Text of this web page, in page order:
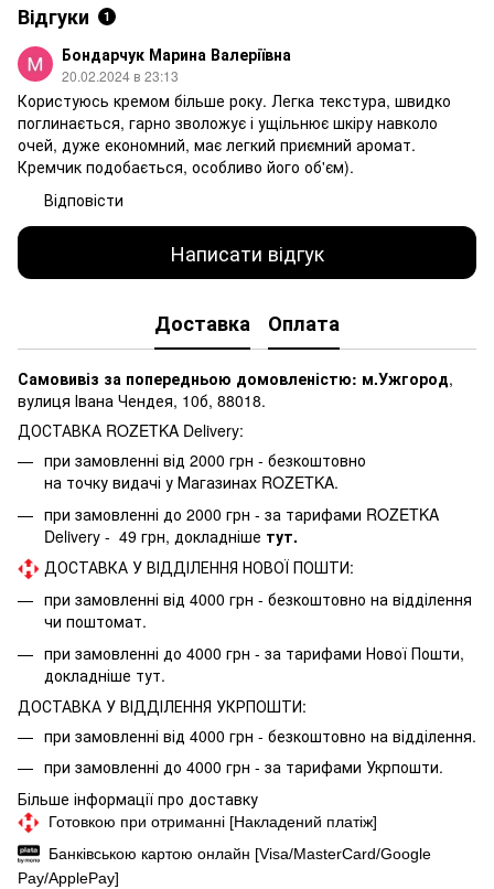
Відгуки 1
Бондарчук Марина Валеріївна
20.02.2024 в 23:13
Користуюсь кремом більше року. Легка текстура, швидко
поглинається, гарно зволожує і ущільнює шкіру навколо
очей, дуже економний, має легкий приємний аромат.
Кремчик подобається, особливо його об'єм).
Відповісти
Написати відгук
Доставка Оплата
Самовивіз за попередньою домовленістю: м.Ужгород,
вулиця Івана Чендея, 10б, 88018.
ДОСТАВКА ROZETKA Delivery:
при замовленні від 2000 грн - безкоштовно
на точку видачі у Магазинах ROZETKA.
при замовленні до 2000 грн - за тарифами ROZETKA
Delivery - 49 грн, докладніше тут.
ДОСТАВКА У ВІДДІЛЕННЯ НОВОЇ ПОШТИ:
при замовленні від 4000 грн - безкоштовно на відділення
чи поштомат.
при замовленні до 4000 грн - за тарифами Нової Пошти,
докладніше тут.
ДОСТАВКА У ВІДДІЛЕННЯ УКРПОШТИ:
при замовленні від 4000 грн - безкоштовно на відділення.
при замовленні до 4000 грн - за тарифами Укрпошти.
Більше інформації про доставку
Готовкою при отриманні [Накладений платіж]
Банківською картою онлайн [Visa/MasterCard/Google
Pay/ApplePay]